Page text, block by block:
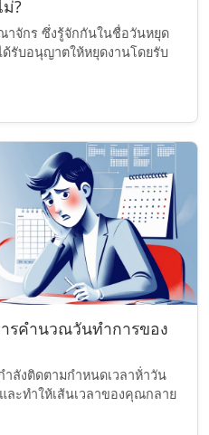
?
จักร ซึ่งรู้จักกันในชื่อวันหยุด
รับอนุญาตให้หยุดงานโดยรับ
รคำนวณวันทำการของ
ลังติดตามกำหนดเวลาห้่าวัน
ละทำให้เส้นเวลาของคุณกลาย